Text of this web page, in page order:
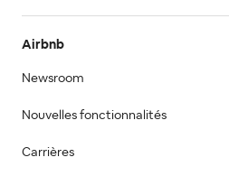
Airbnb
Newsroom
Nouvelles fonctionnalités
Carrières